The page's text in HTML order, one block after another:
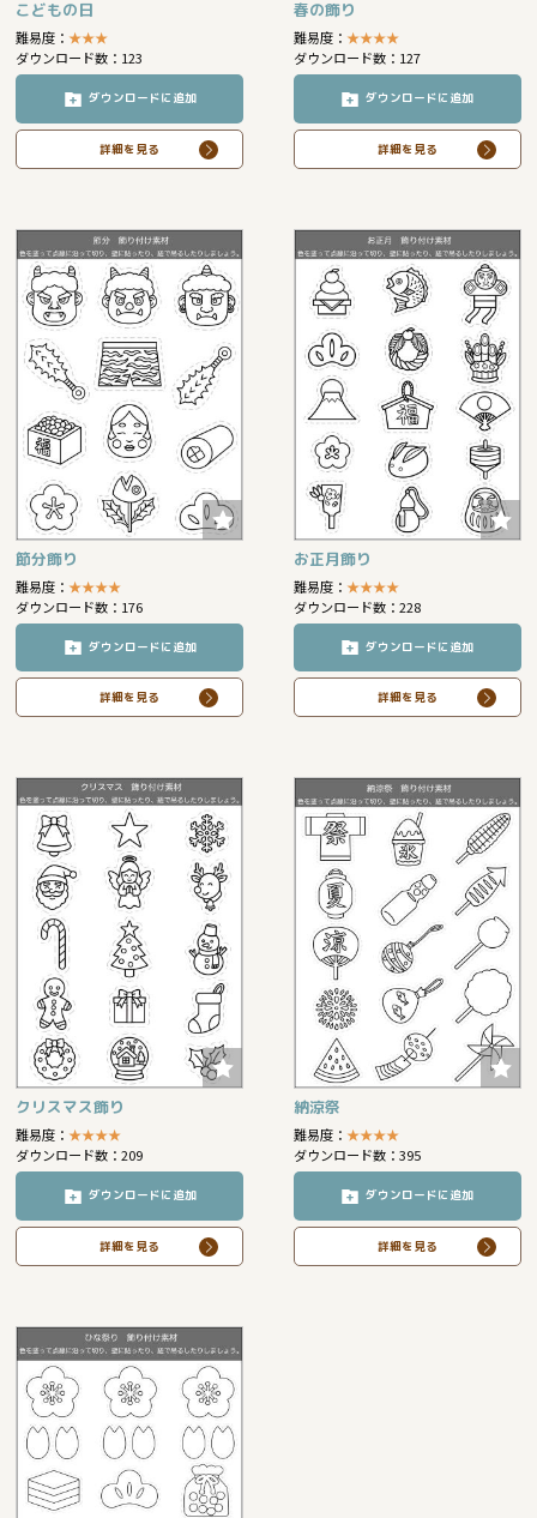
こどもの日
難易度：★★★
ダウンロード数：123
ダウンロードに追加
詳細を見る
春の飾り
難易度：★★★★
ダウンロード数：127
ダウンロードに追加
詳細を見る
節分飾り
難易度：★★★★
ダウンロード数：176
ダウンロードに追加
詳細を見る
お正月飾り
難易度：★★★★
ダウンロード数：228
ダウンロードに追加
詳細を見る
クリスマス飾り
難易度：★★★★
ダウンロード数：209
ダウンロードに追加
詳細を見る
納涼祭
難易度：★★★★
ダウンロード数：395
ダウンロードに追加
詳細を見る